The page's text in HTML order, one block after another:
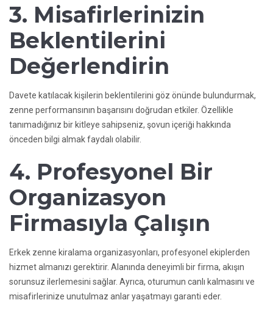
3. Misafirlerinizin
Beklentilerini
Değerlendirin
Davete katılacak kişilerin beklentilerini göz önünde bulundurmak,
zenne performansının başarısını doğrudan etkiler. Özellikle
tanımadığınız bir kitleye sahipseniz, şovun içeriği hakkında
önceden bilgi almak faydalı olabilir.
4. Profesyonel Bir
Organizasyon
Firmasıyla Çalışın
Erkek zenne kiralama organizasyonları, profesyonel ekiplerden
hizmet almanızı gerektirir. Alanında deneyimli bir firma, akışın
sorunsuz ilerlemesini sağlar. Ayrıca, oturumun canlı kalmasını ve
misafirlerinize unutulmaz anlar yaşatmayı garanti eder.